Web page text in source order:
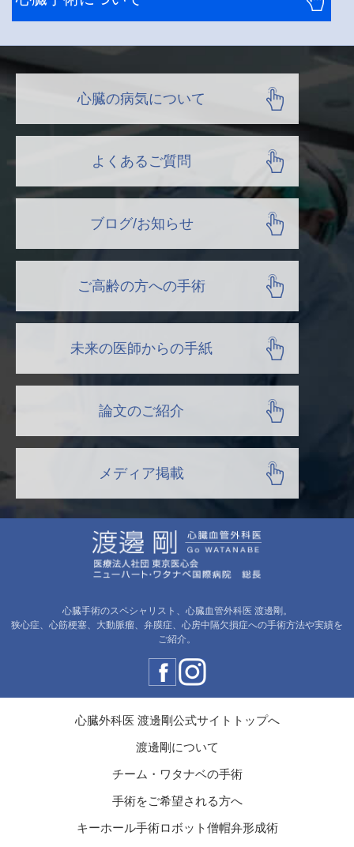
心臓の病気について
よくあるご質問
ブログ/お知らせ
ご高齢の方への手術
未来の医師からの手紙
論文のご紹介
メディア掲載
心臓手術のスペシャリスト、心臓血管外科医 渡邊剛。
狭心症、心筋梗塞、大動脈瘤、弁膜症、心房中隔欠損症への手術方法や実績を
ご紹介。
心臓外科医 渡邊剛公式サイトトップへ
渡邊剛について
チーム・ワタナベの手術
手術をご希望される方へ
キーホール手術ロボット僧帽弁形成術